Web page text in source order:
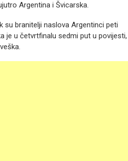
Argentina i Švicarska.
su branitelji naslova Argentinci peti
je u četvrtfinalu sedmi put u povijesti,